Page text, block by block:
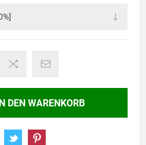
IN DEN WARENKORB